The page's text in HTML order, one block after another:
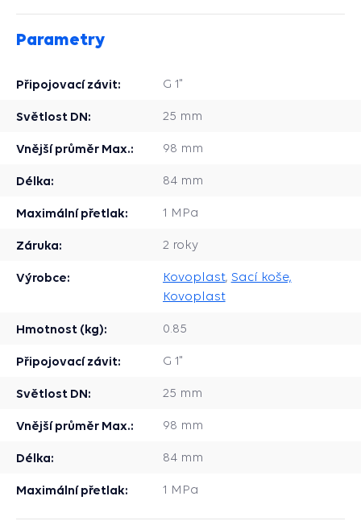
Parametry
Připojovací závit: G 1"
Světlost DN: 25 mm
Vnější průměr Max.: 98 mm
Délka: 84 mm
Maximální přetlak: 1 MPa
Záruka: 2 roky
Výrobce: Kovoplast, Sací koše,
Kovoplast
Hmotnost (kg): 0.85
Připojovací závit: G 1"
Světlost DN: 25 mm
Vnější průměr Max.: 98 mm
Délka: 84 mm
Maximální přetlak: 1 MPa